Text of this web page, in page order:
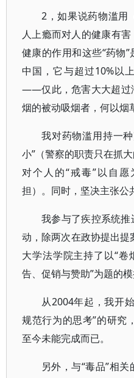
2，如果说药物滥用
人上瘾而对人的健康有
健康的作用和这些“药物
中国，它与超过10%以
——仅此，危害大大超过
烟的被动吸烟者，何以烟
我对药物滥用持一
小”（警察的职责只在抓
对个人的“戒毒”以自
担）。同时，坚决主张公
我参与了疾控系统
动，除两次在政协提出
大学法学院主持了以“卷
告、促销与赞助”为题的模
从2004年起，我开
规范行为的思考”的研究
至今未能完成而已。
另外，与“毒品”相